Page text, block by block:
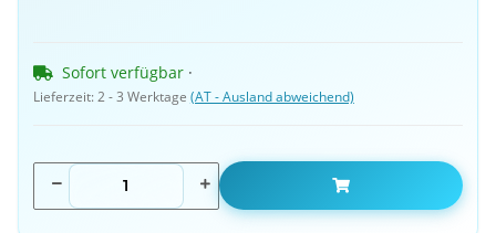
Sofort verfügbar ·
Lieferzeit:2 - 3 Werktage (AT - Ausland abweichend)